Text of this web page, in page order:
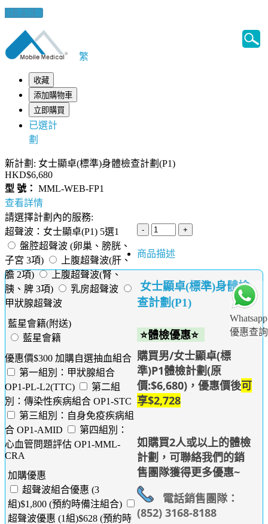
健康錦囊
Whatsapp
優惠查詢
繁
收藏
添加購物車
立即購買
已選計
劃
新計劃: 女士顯卓(標準)身體檢查計劃(P1)
HKD$6,680
型 號： MML-WEB-FP1
查看詳情
請選擇計劃內的服務:
超聲波：女士顯卓(P1) 5選1
盤腔超聲波 (卵巢、膀胱、
子宮 3項)
上腹超聲波(肝、
膽 2項)
上腹超聲波(腎、
胰、脾 3項)
乳房超聲波
甲狀腺超聲波
藍星會籍(附送)
藍星會籍
優惠價$300 加購自選抽血組合
第一組別：甲狀腺組合
OP1-PL-L2(TTC)
第二組
別：傳染性疾病組合 OP1-STC
第三組別：自身免疫疾病組
合 OP1-AMID
第四組別：
心血管問題評估 OP1-MML-
CRA
加購優惠
超聲波組合優惠 (3
組)$1,800 (預約時備注組合)
超聲波優惠 (1組)$628 (預約時
商品描述
女士顯卓(標準)身體檢
查計劃(P1)
⭐體檢優惠⭐
購買男/女士顯卓(標
準)P1體檢計劃(原
價:$6,680)，優惠價後可
享$2,728
如購買2人或以上的體檢
計劃，可聯絡我們的銷
售團隊獲得更多優惠~
電話銷售團隊：
(852) 3168-8188